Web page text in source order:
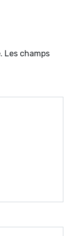
Les champs